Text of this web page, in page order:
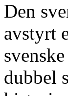
Den
avstyrt
dubbel